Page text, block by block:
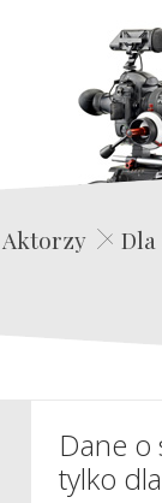
Aktorzy
Dane o
tylko